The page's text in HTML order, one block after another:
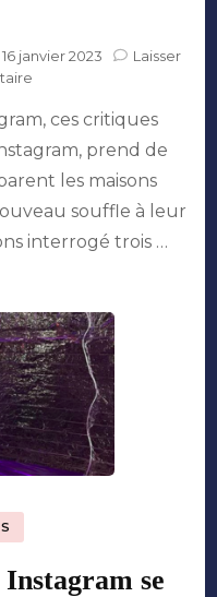
16 janvier 2023
Laisser
sur
:
critique
littéraire
2.0
ces critiques
prend de
les maisons
souffle à leur
interrogé trois …
se